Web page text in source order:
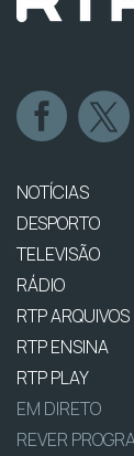
NOTÍCIAS
DESPORTO
TELEVISÃO
RÁDIO
RTP ARQUIVOS
RTP ENSINA
RTP PLAY
EM DIRETO
REVER